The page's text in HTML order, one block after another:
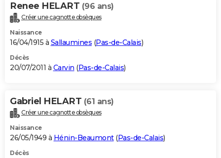
Renee HELART (96 ans)
Créer une cagnotte obsèques
Naissance
16/04/1915 à Sallaumines (Pas-de-Calais)
Décès
20/07/2011 à Carvin (Pas-de-Calais)
Gabriel HELART (61 ans)
Créer une cagnotte obsèques
Naissance
26/05/1949 à Hénin-Beaumont(Pas-de-Calais)
Décès